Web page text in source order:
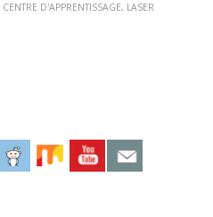
CENTRE D'APPRENTISSAGE, LASER